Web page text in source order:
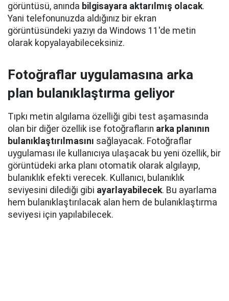
görüntüsü, anında bilgisayara aktarılmış olacak.
Yani telefonunuzda aldığınız bir ekran
görüntüsündeki yazıyı da Windows 11'de metin
olarak kopyalayabileceksiniz.
Fotoğraflar uygulamasına arka
plan bulanıklaştırma geliyor
Tıpkı metin algılama özelliği gibi test aşamasında
olan bir diğer özellik ise fotoğrafların arka planının
bulanıklaştırılmasını sağlayacak. Fotoğraflar
uygulaması ile kullanıcıya ulaşacak bu yeni özellik, bir
görüntüdeki arka planı otomatik olarak algılayıp,
bulanıklık efekti verecek. Kullanıcı, bulanıklık
seviyesini dilediği gibi ayarlayabilecek. Bu ayarlama
hem bulanıklaştırılacak alan hem de bulanıklaştırma
seviyesi için yapılabilecek.